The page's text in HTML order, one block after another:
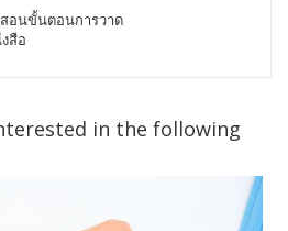
อนขั้นตอนการวาด
สือ
in the following